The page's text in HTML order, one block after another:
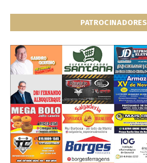
PATROCINADORES